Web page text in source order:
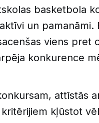
basketbola
un pamanāmi.
viens pret
konkurence
attīstās
kļūstot